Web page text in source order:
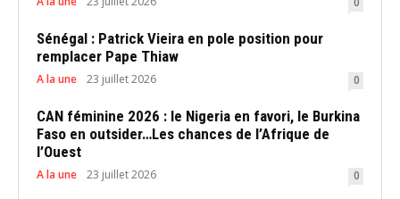
Sénégal : Patrick Vieira en pole position pour
remplacer Pape Thiaw
A la une 23 juillet 2026 0
CAN féminine 2026 : le Nigeria en favori, le Burkina
Faso en outsider…Les chances de l’Afrique de
l’Ouest
A la une 23 juillet 2026 0